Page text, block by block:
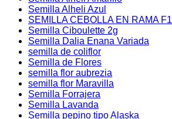
Semilla Alheli Azul
SEMILLA CEBOLLA EN RAMA F1
Semilla Ciboulette 2g
Semilla Dalia Enana Variada
semilla de coliflor
Semilla de Flores
semilla flor aubrezia
semilla flor Maravilla
Semilla Forrajera
Semilla Lavanda
Semilla pepino tipo Alaska